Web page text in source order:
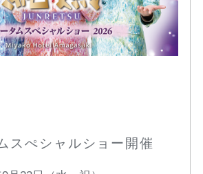
スぺシャルショー開催